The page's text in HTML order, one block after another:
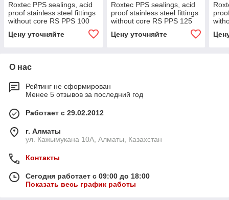
Roxtec PPS sealings, acid
proof stainless steel fittings
without core RS PPS 100
Цену уточняйте
Roxtec PPS sealings, acid
proof stainless steel fittings
without core RS PPS 125
Цену уточняйте
О нас
Рейтинг не сформирован
Менее 5 отзывов за последний год
Работает с 29.02.2012
г. Алматы
ул. Кажымукана 10А, Алматы, Казахстан
Контакты
Сегодня работает с 09:00 до 18:00
Показать весь график работы